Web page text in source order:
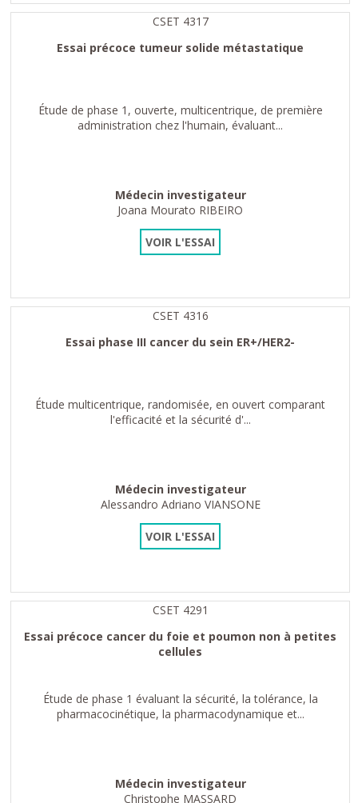
CSET 4317
Essai précoce tumeur solide métastatique
Étude de phase 1, ouverte, multicentrique, de première
administration chez l'humain, évaluant...
Médecin investigateur
Joana Mourato RIBEIRO
VOIR L'ESSAI
CSET 4316
Essai phase III cancer du sein ER+/HER2-
Étude multicentrique, randomisée, en ouvert comparant
l'efficacité et la sécurité d'...
Médecin investigateur
Alessandro Adriano VIANSONE
VOIR L'ESSAI
CSET 4291
Essai précoce cancer du foie et poumon non à petites
cellules
Étude de phase 1 évaluant la sécurité, la tolérance, la
pharmacocinétique, la pharmacodynamique et...
Médecin investigateur
Christophe MASSARD